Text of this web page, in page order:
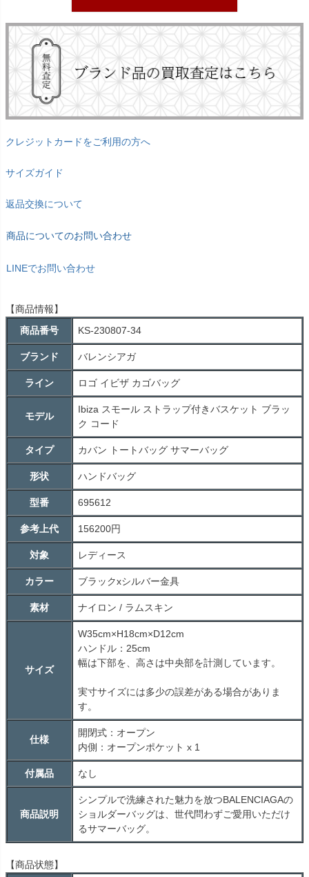
クレジットカードをご利用の方へ
サイズガイド
返品交換について
商品についてのお問い合わせ
LINEでお問い合わせ
【商品情報】
商品番号
KS-230807-34
ブランド バレンシアガ
ライン ロゴ イビザ カゴバッグ
モデル
Ibiza スモール ストラップ付きバスケット ブラッ
ク コード
タイプ カバン トートバッグ サマーバッグ
形状 ハンドバッグ
型番 695612
参考上代 156200円
対象 レディース
カラー ブラックxシルバー金具
素材 ナイロン / ラムスキン
サイズ
W35cm×H18cm×D12cm
ハンドル：25cm
幅は下部を、高さは中央部を計測しています。
実寸サイズには多少の誤差がある場合がありま
す。
仕様
開閉式：オープン
内側：オープンポケット x 1
付属品 なし
商品説明
シンプルで洗練された魅力を放つBALENCIAGAの
ショルダーバッグは、世代問わずご愛用いただけ
るサマーバッグ。
【商品状態】